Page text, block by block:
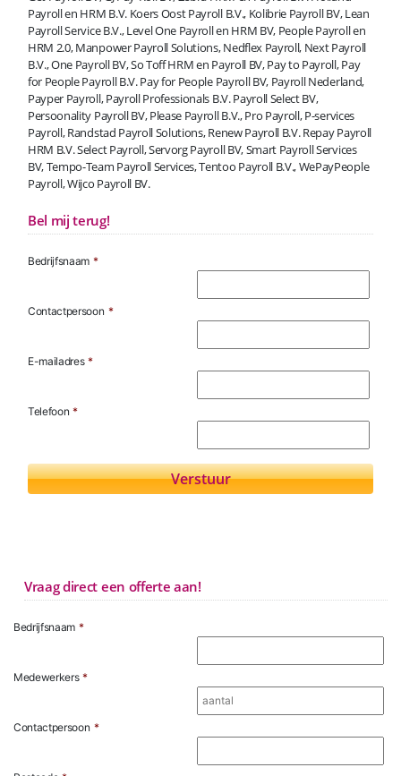
Payroll en HRM B.V. Koers Oost Payroll B.V., Kolibrie Payroll BV, Lean
Payroll Service B.V., Level One Payroll en HRM BV, People Payroll en
HRM 2.0, Manpower Payroll Solutions, Nedflex Payroll, Next Payroll
B.V., One Payroll BV, So Toff HRM en Payroll BV, Pay to Payroll, Pay
for People Payroll B.V. Pay for People Payroll BV, Payroll Nederland,
Payper Payroll, Payroll Professionals B.V. Payroll Select BV,
Persoonality Payroll BV, Please Payroll B.V., Pro Payroll, P-services
Payroll, Randstad Payroll Solutions, Renew Payroll B.V. Repay Payroll
HRM B.V. Select Payroll, Servorg Payroll BV, Smart Payroll Services
BV, Tempo-Team Payroll Services, Tentoo Payroll B.V., WePayPeople
Payroll, Wijco Payroll BV.
Bel mij terug!
Bedrijfsnaam *
Contactpersoon *
E-mailadres *
Telefoon *
Vraag direct een offerte aan!
Bedrijfsnaam *
Medewerkers *
Contactpersoon *